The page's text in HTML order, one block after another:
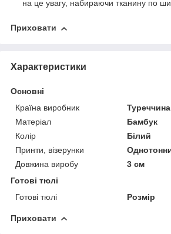
на це увагу, набираючи тканину по
Приховати
Характеристики
Основні
Країна виробник
Туреччина
Матеріал
Бамбук
Колір
Білий
Принти, візерунки
Довжина виробу
3 см
Готові тюлі
Готові тюлі
Розмір
Приховати